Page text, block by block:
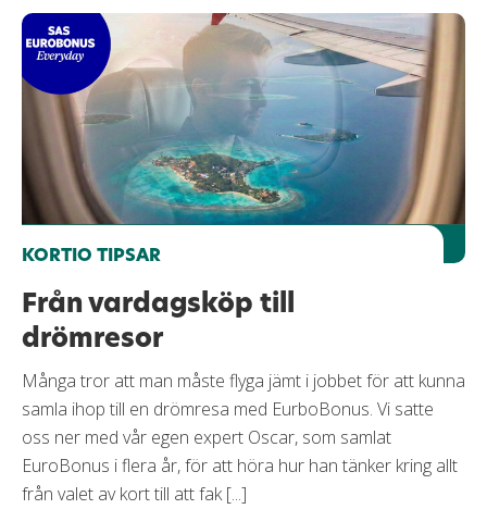
KORTIO TIPSAR
Från vardagsköp till
drömresor
Många tror att man måste flyga jämt i jobbet för att kunna
samla ihop till en drömresa med EurboBonus. Vi satte
oss ner med vår egen expert Oscar, som samlat
EuroBonus i flera år, för att höra hur han tänker kring allt
från valet av kort till att fak [...]